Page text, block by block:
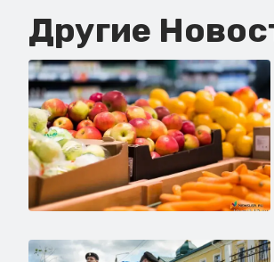
Другие